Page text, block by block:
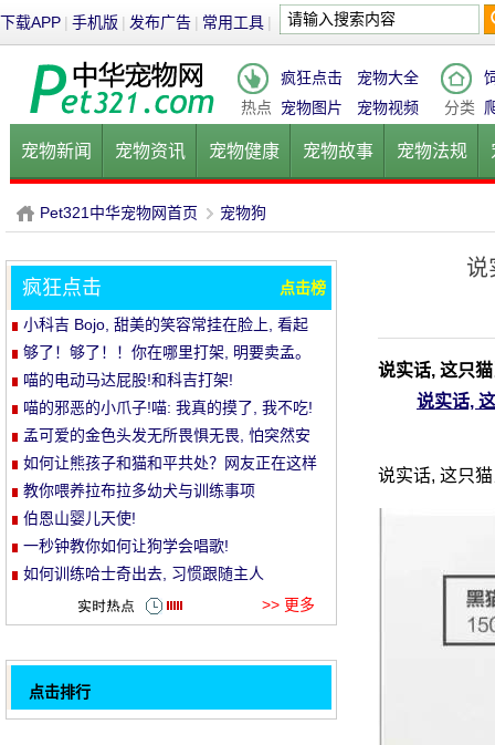
下载APP | 手机版 | 发布广告 | 常用工具 |
热点
疯狂点击
宠物大全
宠物图片
宠物视频 分类
宠物新闻 宠物资讯 宠物健康 宠物故事 宠物法规
健康饮食 宠物美容 宠物医院
P
et
Pet321中华宠物网首页
›
宠物狗
说
说实话, 这只
说实话,
说实话, 这只
疯狂点击 点击榜
小科吉 Bojo, 甜美的笑容常挂在脸上, 看起
来每天都是超级快乐!爱笑的小短腿, 太治愈!
够了！够了！！你在哪里打架, 明要卖孟。
喵的电动马达屁股!和科吉打架!
喵的邪恶的小爪子!喵: 我真的摸了, 我不吃!
孟可爱的金色头发无所畏惧无畏, 怕突然安
静的空气
如何让熊孩子和猫和平共处？网友正在这样
做..。婴孩必须被充电送..。
教你喂养拉布拉多幼犬与训练事项
伯恩山婴儿天使!
一秒钟教你如何让狗学会唱歌!
如何训练哈士奇出去, 习惯跟随主人
>> 更多
点击排行